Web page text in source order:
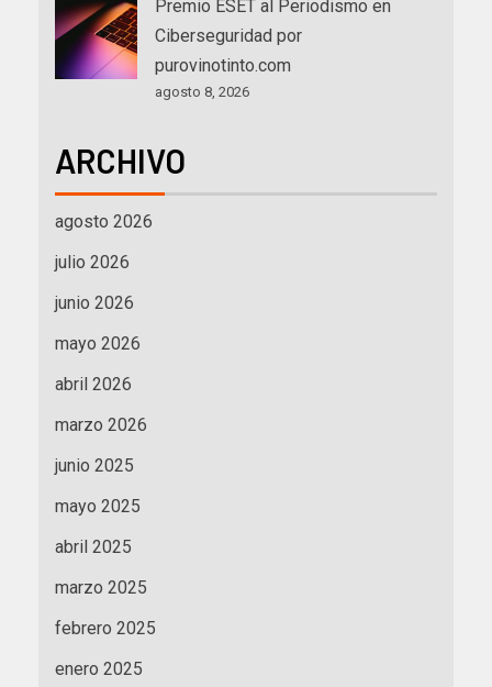
Premio ESET al Periodismo en
Ciberseguridad por
purovinotinto.com
agosto 8, 2026
ARCHIVO
agosto 2026
julio 2026
junio 2026
mayo 2026
abril 2026
marzo 2026
junio 2025
mayo 2025
abril 2025
marzo 2025
febrero 2025
enero 2025